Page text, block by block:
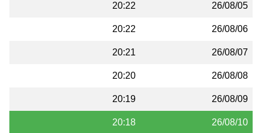
26/08/05
20:22
26/08/06
20:22
26/08/07
20:21
26/08/08
20:20
26/08/09
20:19
26/08/10
20:18